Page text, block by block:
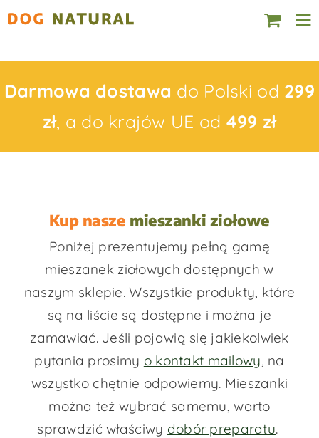
Skip
content
Darmowa dostawa do Polski od 299
zł, a do krajów UE od 499 zł
Kup nasze mieszanki ziołowe
Poniżej prezentujemy pełną gamę
mieszanek ziołowych dostępnych w
naszym sklepie. Wszystkie produkty, które
są na liście są dostępne i można je
zamawiać. Jeśli pojawią się jakiekolwiek
pytania prosimy o kontakt mailowy, na
wszystko chętnie odpowiemy. Mieszanki
można też wybrać samemu, warto
sprawdzić właściwy dobór preparatu.